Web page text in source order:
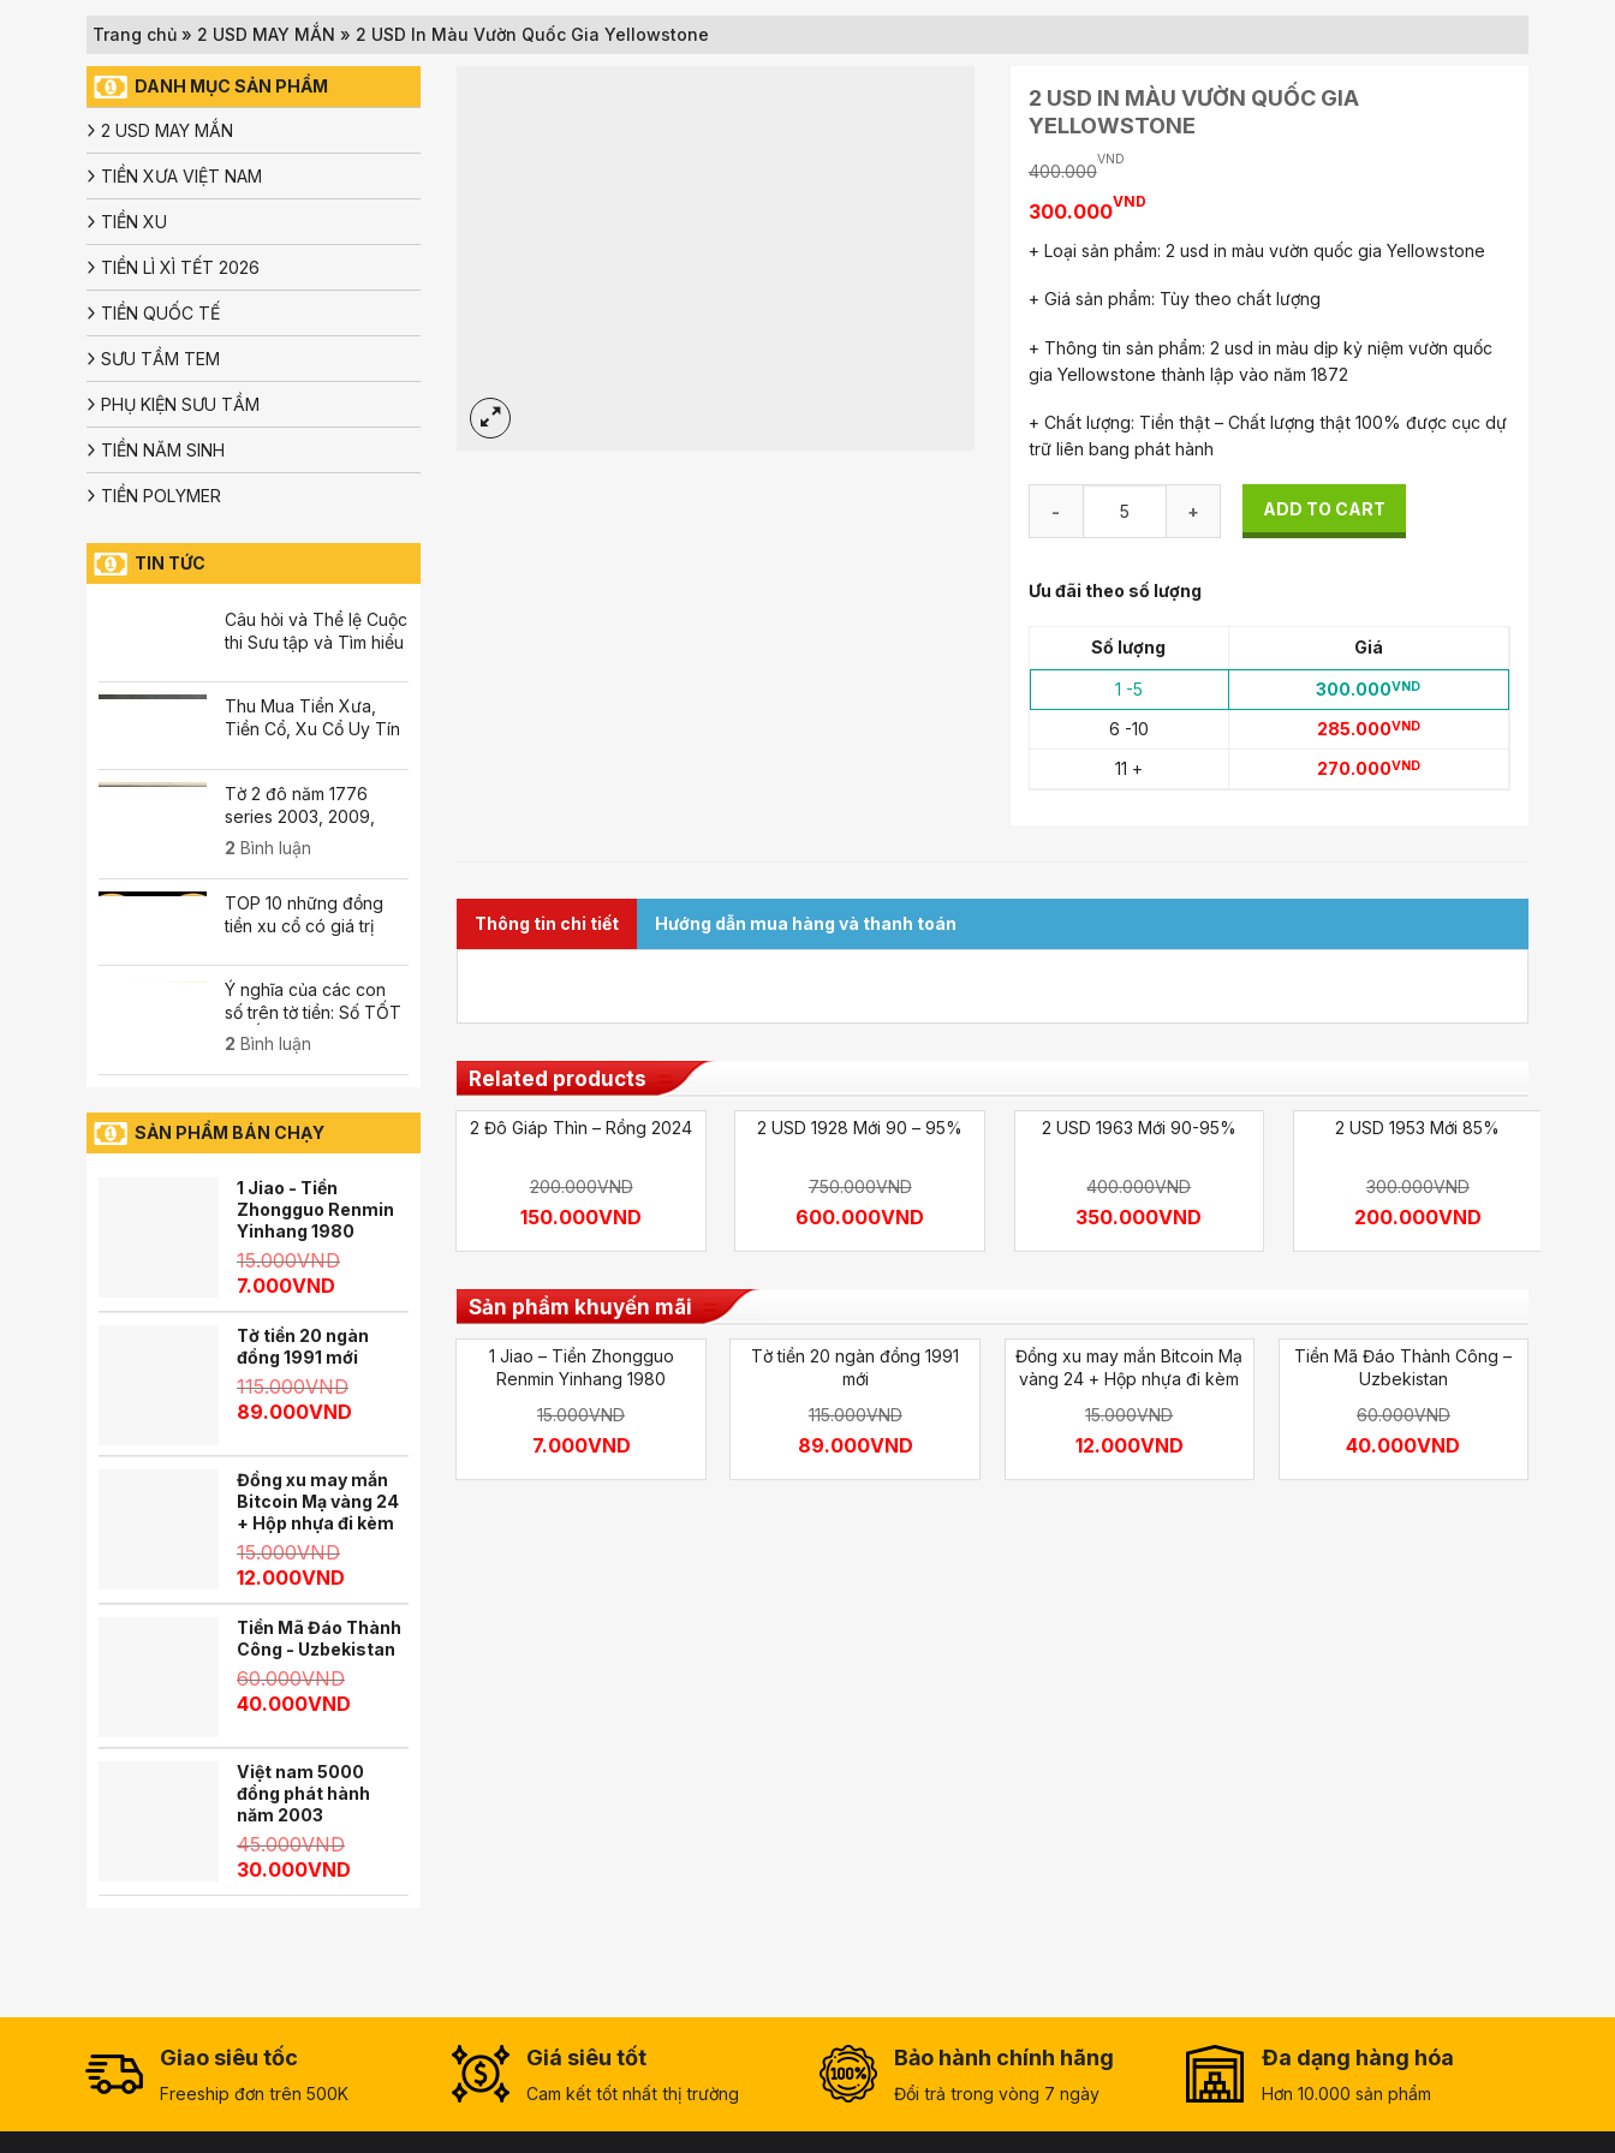
Trang chủ » 2 USD MAY MẮN » 2 USD In Màu Vườn Quốc Gia Yellowstone
DANH MỤC SẢN PHẨM
2 USD MAY MẮN
TIỀN XƯA VIỆT NAM
TIỀN XU
TIỀN LÌ XÌ TẾT 2026
TIỀN QUỐC TẾ
SƯU TẦM TEM
PHỤ KIỆN SƯU TẦM
TIỀN NĂM SINH
TIỀN POLYMER
TIN TỨC
Câu hỏi và Thể lệ Cuộc
thi Sưu tập và Tìm hiểu
2026
Thu Mua Tiền Xưa,
Tiền Cổ, Xu Cổ Uy Tín
Tờ 2 đô năm 1776
series 2003, 2009,
2013 giá bao nhiêu?
2 Bình luận
TOP 10 những đồng
tiền xu cổ có giá trị
Ý nghĩa của các con
số trên tờ tiền: Số TỐT
– XẤU
2 Bình luận
SẢN PHẨM BÁN CHẠY
1 Jiao - Tiền
Zhongguo Renmin
Yinhang 1980
15.000VND
7.000VND
Tờ tiền 20 ngàn
đồng 1991 mới
115.000VND
89.000VND
Đồng xu may mắn
Bitcoin Mạ vàng 24
+ Hộp nhựa đi kèm
15.000VND
12.000VND
Tiền Mã Đáo Thành
Công - Uzbekistan
60.000VND
40.000VND
Việt nam 5000
đồng phát hành
năm 2003
45.000VND
30.000VND
2 USD IN MÀU VƯỜN QUỐC GIA
YELLOWSTONE
400.000
VND
300.000VND
+ Loại sản phẩm: 2 usd in màu vườn quốc gia Yellowstone
+ Giá sản phẩm: Tùy theo chất lượng
+ Thông tin sản phẩm: 2 usd in màu dịp kỷ niệm vườn quốc
gia Yellowstone thành lập vào năm 1872
+ Chất lượng: Tiền thật – Chất lượng thật 100% được cục dự
trữ liên bang phát hành
ADD TO CART
Ưu đãi theo số lượng
Số lượng Giá
1 -5 300.000VND
6 -10 285.000VND
11 + 270.000VND
Thông tin chi tiết Hướng dẫn mua hàng và thanh toán
Related products
2 Đô Giáp Thìn – Rồng 2024
200.000VND
150.000VND
2 USD 1928 Mới 90 – 95%
750.000VND
600.000VND
2 USD 1963 Mới 90-95%
400.000VND
350.000VND
2 USD 1953 Mới 85%
300.000VND
200.000VND
Sản phẩm khuyến mãi
1 Jiao – Tiền Zhongguo
Renmin Yinhang 1980
15.000VND
7.000VND
Tờ tiền 20 ngàn đồng 1991
mới
115.000VND
89.000VND
Đồng xu may mắn Bitcoin Mạ
vàng 24 + Hộp nhựa đi kèm
15.000VND
12.000VND
Tiền Mã Đáo Thành Công –
Uzbekistan
60.000VND
40.000VND
Giao siêu tốc
Freeship đơn trên 500K
Giá siêu tốt
Cam kết tốt nhất thị trường
Bảo hành chính hãng
Đổi trả trong vòng 7 ngày
Đa dạng hàng hóa
Hơn 10.000 sản phẩm